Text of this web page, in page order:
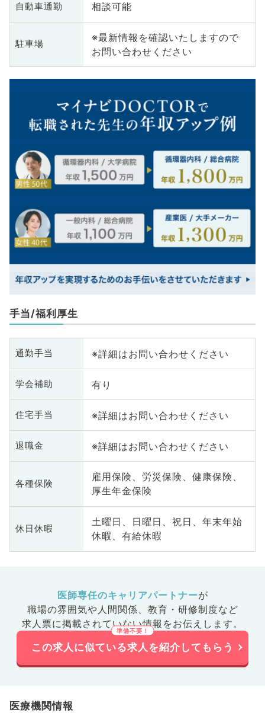
自動車通勤 相談可能
駐車場
※最新情報を確認いたしますので
お問い合わせください
手当/福利厚生
通勤手当 ※詳細はお問い合わせください
学会補助 有り
住宅手当 ※詳細はお問い合わせください
退職金 ※詳細はお問い合わせください
各種保険
雇用保険、労災保険、健康保険、
厚生年金保険
休日休暇
土曜日、日曜日、祝日、年末年始
休暇、有給休暇
医師専任のキャリアパートナーが
職場の雰囲気や人間関係、 教育・研修制度など
求人票に掲載されていない情報をお伝えします。
この求人に似ている求人を紹介してもらう
医療機関情報